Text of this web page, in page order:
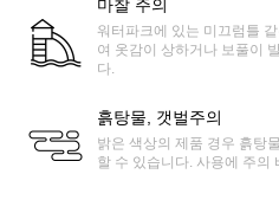
마찰 주의
워터파크에 있는 미끄럼틀
여 옷감이 상하거나 보풀이
다.
흙탕물, 갯벌주의
밝은 색상의 제품 경우 흙탕
할 수 있습니다. 사용에 주의